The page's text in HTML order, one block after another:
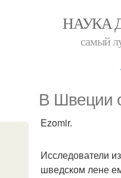
НАУКА
самый
В Швеции
Ezomir.
Исследователи
шведском лене